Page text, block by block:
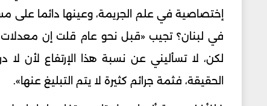
إختصاصية في علم الجريمة، وعينها دائما على
في لبنان؟ تجيب «قبل نحو عام قلت إن معدلات
لكن، لا تسأليني عن نسبة هذا الإرتفاع لأن
الحقيقة، فثمة جرائم كثيرة لا يتم التبليغ عنها».